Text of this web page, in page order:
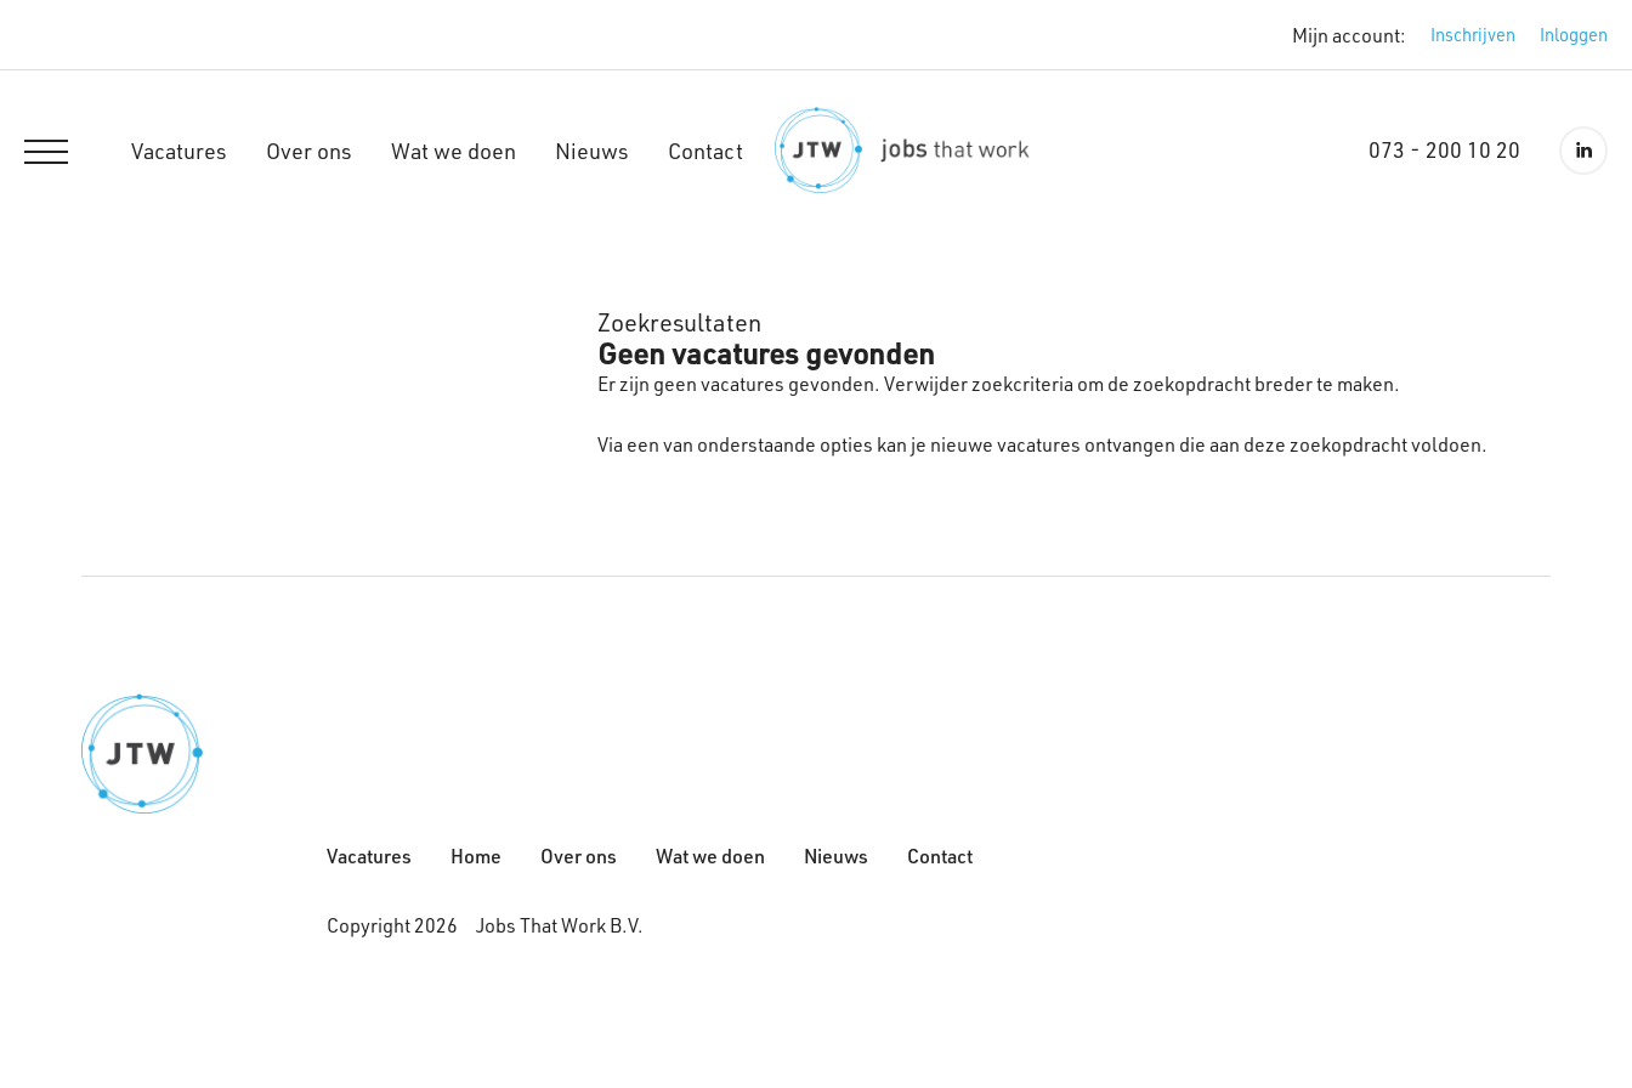
Mijn account: Inschrijven Inloggen
Vacatures Over ons Wat we doen Nieuws Contact 073 - 200 10 20
Zoekresultaten
Geen vacatures gevonden
Er zijn geen vacatures gevonden. Verwijder zoekcriteria om de zoekopdracht breder te maken.
Via een van onderstaande opties kan je nieuwe vacatures ontvangen die aan deze zoekopdracht voldoen.
Vacatures Home Over ons Wat we doen Nieuws Contact
Copyright 2026 Jobs That Work B.V.